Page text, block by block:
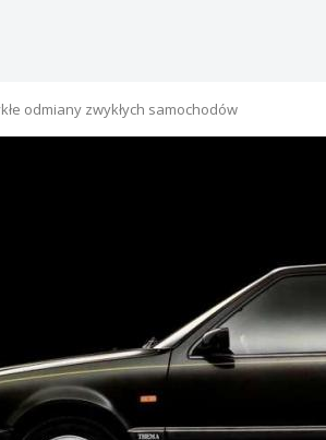
odmiany zwykłych samochodów